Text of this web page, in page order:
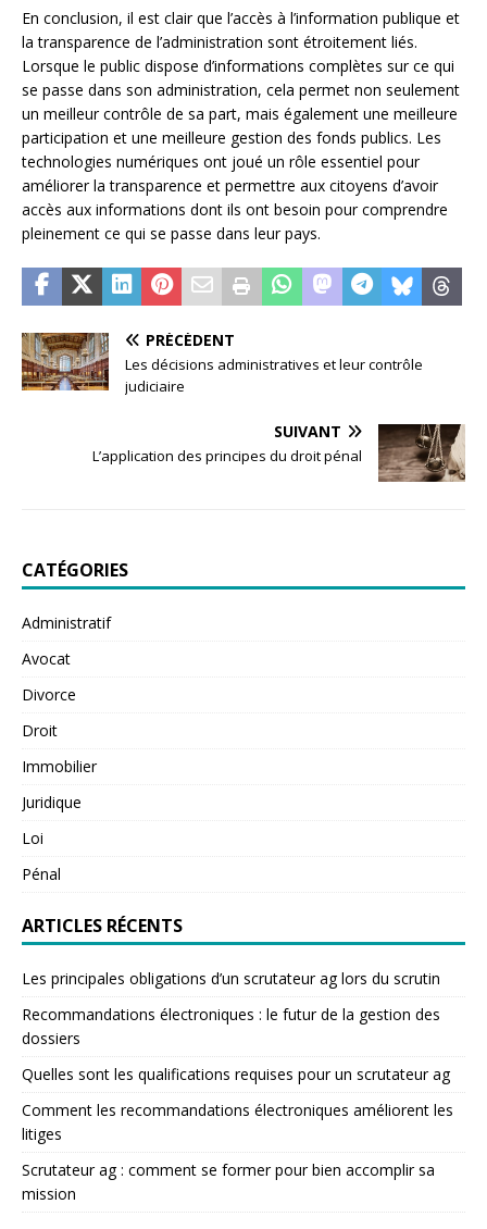
En conclusion, il est clair que l’accès à l’information publique et
la transparence de l’administration sont étroitement liés.
Lorsque le public dispose d’informations complètes sur ce qui
se passe dans son administration, cela permet non seulement
un meilleur contrôle de sa part, mais également une meilleure
participation et une meilleure gestion des fonds publics. Les
technologies numériques ont joué un rôle essentiel pour
améliorer la transparence et permettre aux citoyens d’avoir
accès aux informations dont ils ont besoin pour comprendre
pleinement ce qui se passe dans leur pays.
PRÉCÉDENT
Les décisions administratives et leur contrôle
judiciaire
SUIVANT
L’application des principes du droit pénal
CATÉGORIES
Administratif
Avocat
Divorce
Droit
Immobilier
Juridique
Loi
Pénal
ARTICLES RÉCENTS
Les principales obligations d’un scrutateur ag lors du scrutin
Recommandations électroniques : le futur de la gestion des
dossiers
Quelles sont les qualifications requises pour un scrutateur ag
Comment les recommandations électroniques améliorent les
litiges
Scrutateur ag : comment se former pour bien accomplir sa
mission